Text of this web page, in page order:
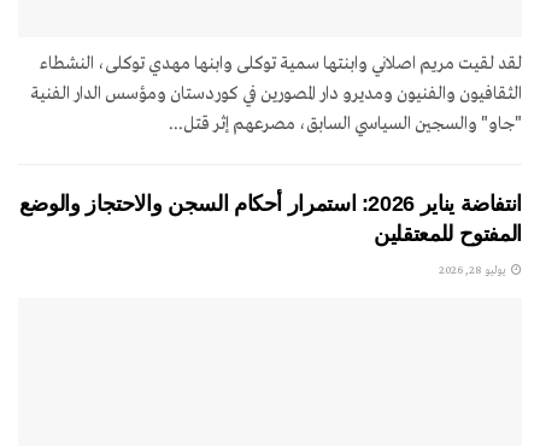
لقد لقيت مريم اصلاني وابنتها سمية توکلی وابنها مهدي توکلی، النشطاء
الثقافيون والفنيون ومديرو دار المصورين في كوردستان ومؤسس الدار الفنية
"جاو" والسجين السياسي السابق، مصرعهم إثر قتل...
انتفاضة يناير 2026: استمرار أحكام السجن والاحتجاز والوضع
المفتوح للمعتقلين
يوليو 28, 2026